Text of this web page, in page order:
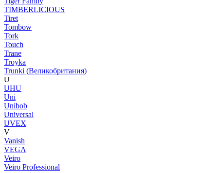
TIMBERLICIOUS
Tiret
Tombow
Tork
Touch
Trane
Troyka
Trunki (Великобритания)
U
UHU
Uni
Unibob
Universal
UVEX
V
Vanish
VEGA
Veiro
Veiro Professional